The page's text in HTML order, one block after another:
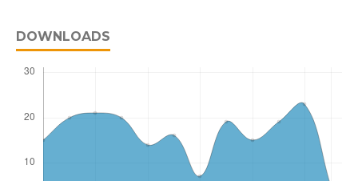
DOWNLOADS